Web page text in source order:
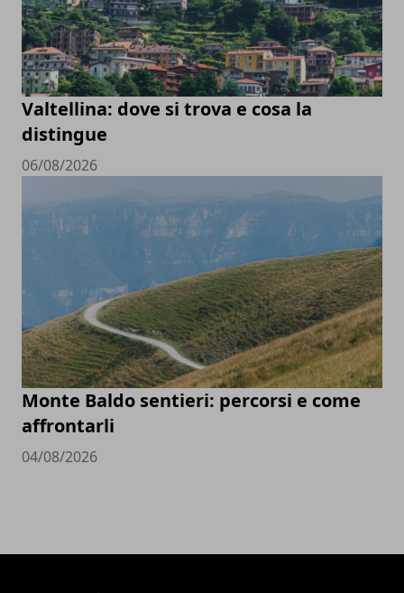
Valtellina: dove si trova e cosa la
distingue
06/08/2026
Monte Baldo sentieri: percorsi e come
affrontarli
04/08/2026